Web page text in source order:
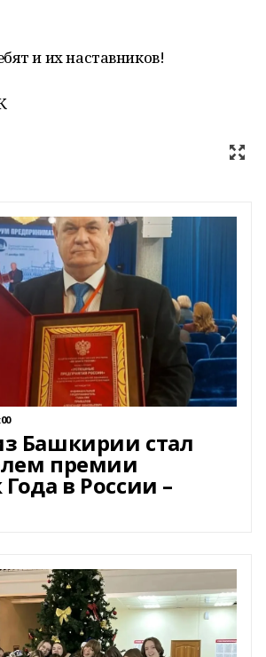
и их наставников!
Башкирии стал
премии
в России –